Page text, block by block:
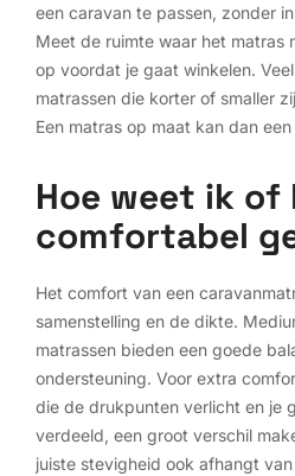
een caravan te passen, zonder
Meet de ruimte waar het matras
op voordat je gaat winkelen.
matrassen die korter of smaller
Een matras op maat kan dan
Hoe weet ik
comfortabel
Het comfort van een
samenstelling en de dikte.
matrassen bieden een goede
ondersteuning. Voor extra
die de drukpunten verlicht en je
verdeeld, een groot verschil
juiste stevigheid ook afhangt